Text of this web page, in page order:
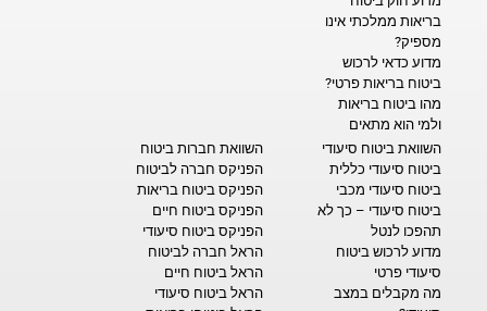
בריאות ממלכתי אינו
מספיק?
מדוע כדאי לרכוש
ביטוח בריאות פרטי?
מהו ביטוח בריאות
ולמי הוא מתאים
השוואת ביטוח סיעודי
ביטוח סיעודי כללית
ביטוח סיעודי מכבי
ביטוח סיעודי – כך לא
תהפכו לנטל
מדוע לרכוש ביטוח
סיעודי פרטי
מה מקבלים במצב
השוואת חברות ביטוח
הפניקס חברה לביטוח
הפניקס ביטוח בריאות
הפניקס ביטוח חיים
הפניקס ביטוח סיעודי
הראל חברה לביטוח
הראל ביטוח חיים
הראל ביטוח סיעודי